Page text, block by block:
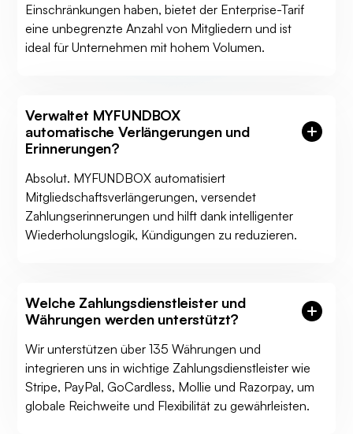
Einschränkungen haben, bietet der Enterprise-Tarif
eine unbegrenzte Anzahl von Mitgliedern und ist
ideal für Unternehmen mit hohem Volumen.
Verwaltet MYFUNDBOX
automatische Verlängerungen und
Erinnerungen?
Absolut. MYFUNDBOX automatisiert
Mitgliedschaftsverlängerungen, versendet
Zahlungserinnerungen und hilft dank intelligenter
Wiederholungslogik, Kündigungen zu reduzieren.
Welche Zahlungsdienstleister und
Währungen werden unterstützt?
Wir unterstützen über 135 Währungen und
integrieren uns in wichtige Zahlungsdienstleister wie
Stripe, PayPal, GoCardless, Mollie und Razorpay, um
globale Reichweite und Flexibilität zu gewährleisten.